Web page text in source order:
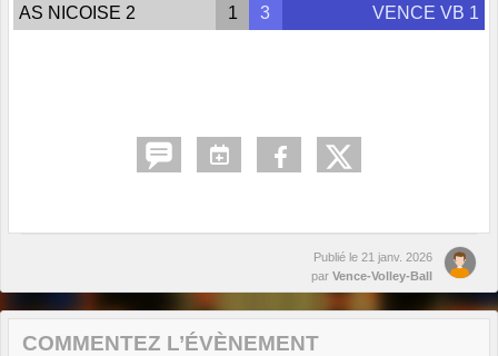
AS NICOISE 2 1 3 VENCE VB 1
Publié le 21 janv. 2026
par Vence-Volley-Ball
COMMENTEZ L’ÉVÈNEMENT